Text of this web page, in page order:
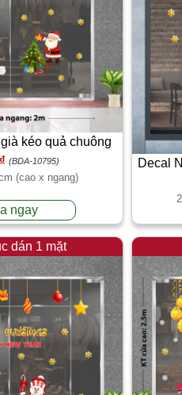
kéo quả chuông
(BDA-10795)
(cao x ngang)
ngay
Decal
dán 1 mặt